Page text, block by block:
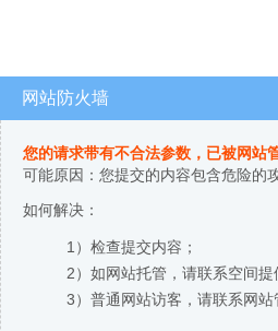
网站防火墙
您的请求带有不合法参数，已被网站
可能原因：您提交的内容包含危险的
如何解决：
1）检查提交内容；
2）如网站托管，请联系空间提
3）普通网站访客，请联系网站